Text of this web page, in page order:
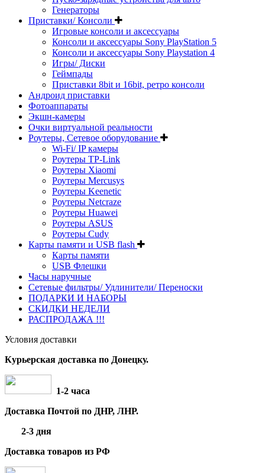
Генераторы
Приставки/ Консоли
Игровые консоли и аксессуары
Консоли и аксессуары Sony PlayStation 5
Консоли и аксессуары Sony Playstation 4
Игры/ Диски
Геймпады
Приставки 8bit и 16bit, ретро консоли
Андроид приставки
Фотоаппараты
Экшн-камеры
Очки виртуальной реальности
Роутеры, Сетевое оборудование
Wi-Fi/ IP камеры
Роутеры TP-Link
Роутеры Xiaomi
Роутеры Mercusys
Роутеры Keenetic
Роутеры Netcraze
Роутеры Huawei
Роутеры ASUS
Роутеры Cudy
Карты памяти и USB flash
Карты памяти
USB Флешки
Часы наручные
Сетевые фильтры/ Удлинители/ Переноски
ПОДАРКИ И НАБОРЫ
СКИДКИ НЕДЕЛИ
РАСПРОДАЖА !!!
Условия доставки
Курьерская доставка по Донецку.
1-2 часа
Доставка Почтой по ДНР, ЛНР.
2-3 дня
Доставка товаров из РФ